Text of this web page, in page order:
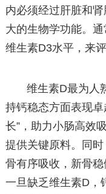
内必须经过肝脏和
大的生物学功能。
维生素D3水平，来
维生素D最为人
持钙稳态方面表现
长”，助力小肠高效
提供关键原料。同
骨有序吸收，新骨稳
一旦缺乏维生素D，